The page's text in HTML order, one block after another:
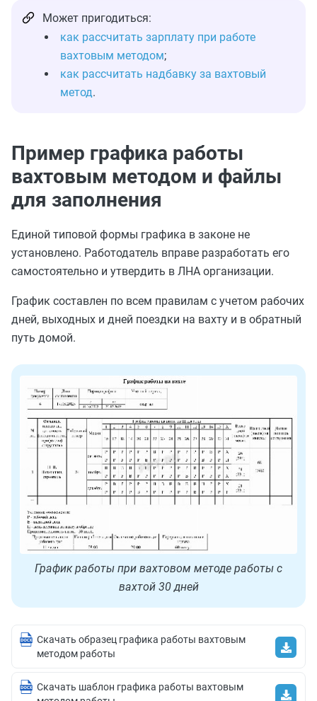
Может пригодиться:
как рассчитать зарплату при работе
вахтовым методом;
как рассчитать надбавку за вахтовый
метод.
Пример графика работы
вахтовым методом и файлы
для заполнения
Единой типовой формы графика в законе не
установлено. Работодатель вправе разработать его
самостоятельно и утвердить в ЛНА организации.
График составлен по всем правилам с учетом рабочих
дней, выходных и дней поездки на вахту и в обратный
путь домой.
График работы при вахтовом методе работы с
вахтой 30 дней
Скачать образец графика работы вахтовым
методом работы
Скачать шаблон графика работы вахтовым